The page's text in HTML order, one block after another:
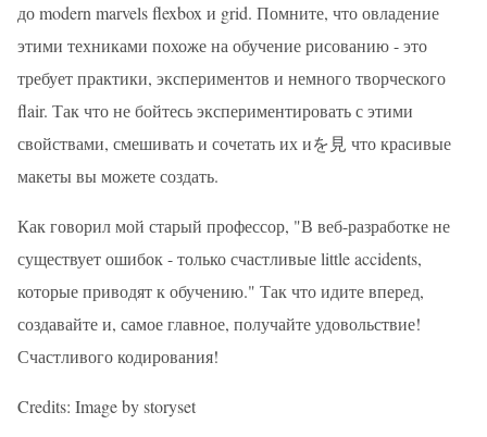
до modern marvels flexbox и grid. Помните, что овладение
этими техниками похоже на обучение рисованию - это
требует практики, экспериментов и немного творческого
flair. Так что не бойтесь экспериментировать с этими
свойствами, смешивать и сочетать их иを見 что красивые
макеты вы можете создать.
Как говорил мой старый профессор, "В веб-разработке не
существует ошибок - только счастливые little accidents,
которые приводят к обучению." Так что идите вперед,
создавайте и, самое главное, получайте удовольствие!
Счастливого кодирования!
Credits: Image by storyset